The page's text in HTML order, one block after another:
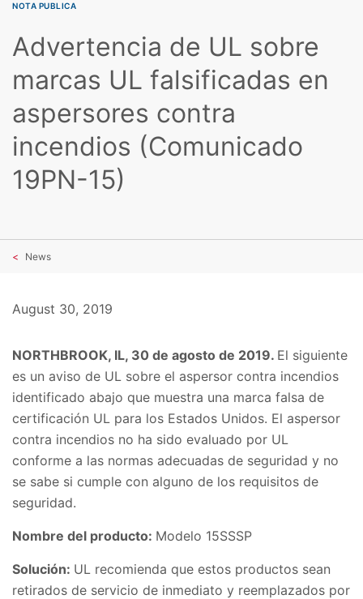
NOTA PUBLICA
Advertencia de UL sobre
marcas UL falsificadas en
aspersores contra
incendios (Comunicado
19PN-15)
News
August 30, 2019
NORTHBROOK, IL, 30 de agosto de 2019. El siguiente
es un aviso de UL sobre el aspersor contra incendios
identificado abajo que muestra una marca falsa de
certificación UL para los Estados Unidos. El aspersor
contra incendios no ha sido evaluado por UL
conforme a las normas adecuadas de seguridad y no
se sabe si cumple con alguno de los requisitos de
seguridad.
Nombre del producto: Modelo 15SSSP
Solución: UL recomienda que estos productos sean
retirados de servicio de inmediato y reemplazados por